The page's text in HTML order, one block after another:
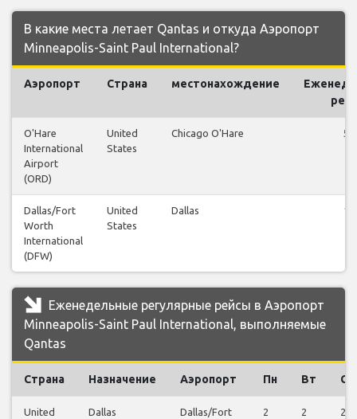
В какие места летает Qantas и откуда Аэропорт
Minneapolis-Saint Paul International?
Аэропорт Страна местонахождение
O'Hare
International
Airport
(ORD)
United
States
Chicago O'Hare 53
Dallas/Fort
Worth
International
(DFW)
United
States
Dallas 16
Еженедельные регулярные рейсы в Аэропорт
Minneapolis-Saint Paul International, выполняемые
Qantas
Страна Назначение Аэропорт Пн Вт Ср
United
Dallas
Dallas/Fort
2 2 2